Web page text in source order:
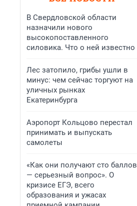
В Свердловской области
назначили нового
высокопоставленного
силовика. Что о ней известно
Лес затопило, грибы ушли в
минус: чем сейчас торгуют на
уличных рынках
Екатеринбурга
Аэропорт Кольцово перестал
принимать и выпускать
самолеты
«Как они получают сто баллов
— серьезный вопрос». О
кризисе ЕГЭ, всего
образования и ужасах